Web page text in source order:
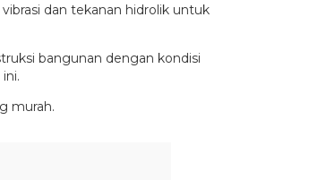
dan tekanan hidrolik untuk
bangunan dengan kondisi
murah.